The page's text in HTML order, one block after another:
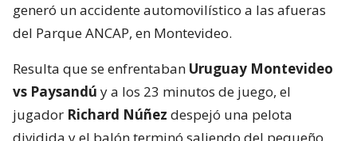
generó un accidente automovilístico a las afueras
del Parque ANCAP, en Montevideo.
Resulta que se enfrentaban Uruguay Montevideo
vs Paysandú y a los 23 minutos de juego, el
jugador Richard Núñez despejó una pelota